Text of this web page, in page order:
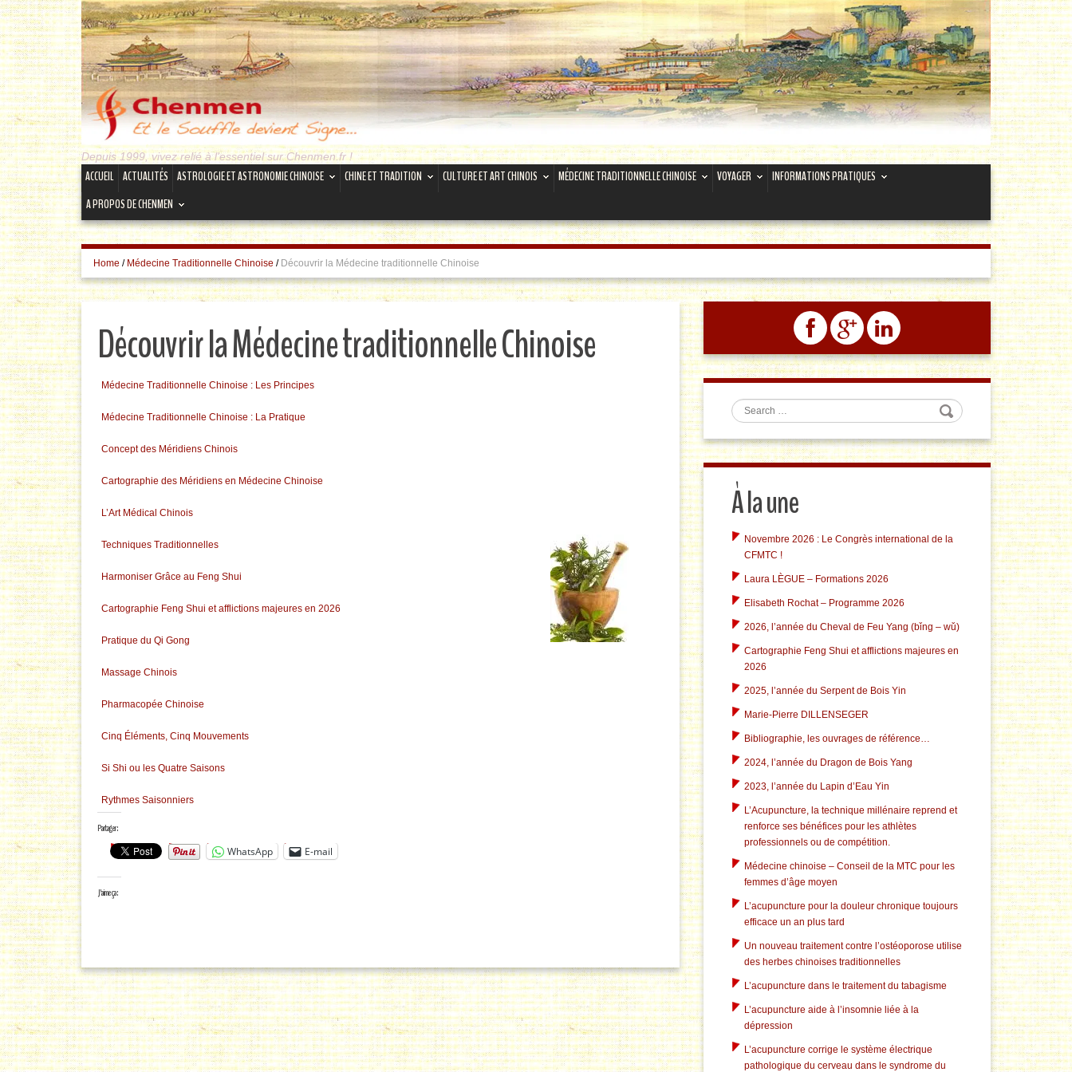
Depuis 1999, vivez relié à l'essentiel sur Chenmen.fr !
ACCUEIL ACTUALITÉS ASTROLOGIE ET ASTRONOMIE CHINOISE CHINE ET TRADITION CULTURE ET ART CHINOIS MÉDECINE TRADITIONNELLE CHINOISE VOYAGER
INFORMATIONS PRATIQUES
A PROPOS DE CHENMEN
Home / Médecine Traditionnelle Chinoise / Découvrir la Médecine traditionnelle Chinoise
Découvrir la Médecine traditionnelle Chinoise
Médecine Traditionnelle Chinoise : Les Principes
Médecine Traditionnelle Chinoise : La Pratique
Concept des Méridiens Chinois
Cartographie des Méridiens en Médecine Chinoise
L’Art Médical Chinois
Techniques Traditionnelles
Harmoniser Grâce au Feng Shui
Cartographie Feng Shui et afflictions majeures en 2026
Pratique du Qi Gong
Massage Chinois
Pharmacopée Chinoise
Cinq Éléments, Cinq Mouvements
Si Shi ou les Quatre Saisons
Rythmes Saisonniers
Partager :
WhatsApp E-mail
J’aime ça :
Search
À la une
Novembre 2026 : Le Congrès international de la
CFMTC !
Laura LÈGUE – Formations 2026
Elisabeth Rochat – Programme 2026
2026, l’année du Cheval de Feu Yang (bǐng – wǔ)
Cartographie Feng Shui et afflictions majeures en
2026
2025, l’année du Serpent de Bois Yin
Marie-Pierre DILLENSEGER
Bibliographie, les ouvrages de référence…
2024, l’année du Dragon de Bois Yang
2023, l’année du Lapin d’Eau Yin
L’Acupuncture, la technique millénaire reprend et
renforce ses bénéfices pour les athlètes
professionnels ou de compétition.
Médecine chinoise – Conseil de la MTC pour les
femmes d’âge moyen
L’acupuncture pour la douleur chronique toujours
efficace un an plus tard
Un nouveau traitement contre l’ostéoporose utilise
des herbes chinoises traditionnelles
L’acupuncture dans le traitement du tabagisme
L’acupuncture aide à l’insomnie liée à la
dépression
L’acupuncture corrige le système électrique
pathologique du cerveau dans le syndrome du